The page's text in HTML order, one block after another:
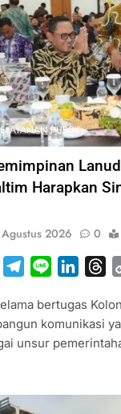
PUBLIK
Harapkan
2026 0
TwitterTelegram
Line
bertugas
komunikasi
unsur